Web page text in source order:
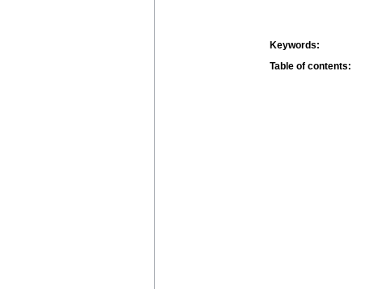
Keywords:
Table of contents: